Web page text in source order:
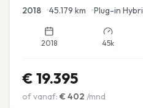
2018 •45.179 km •Plug-in
2018 45k
€ 19.395
of vanaf: € 402 /mnd